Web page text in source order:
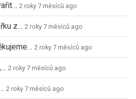
2 roky 7 měsíců ago
z… 2 roky 7 měsíců ago
2 roky 7 měsíců ago
2 roky 7 měsíců ago
2 roky 7 měsíců ago